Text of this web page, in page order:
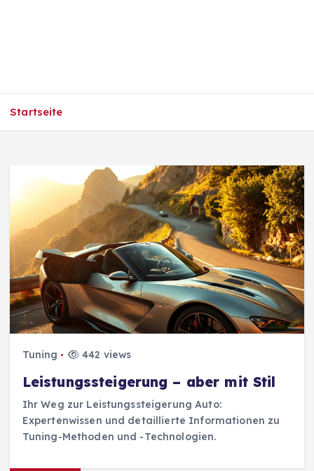
Startseite
Tuning 442 views
Leistungssteigerung – aber mit Stil
Ihr Weg zur Leistungssteigerung Auto:
Expertenwissen und detaillierte Informationen zu
Tuning-Methoden und -Technologien.